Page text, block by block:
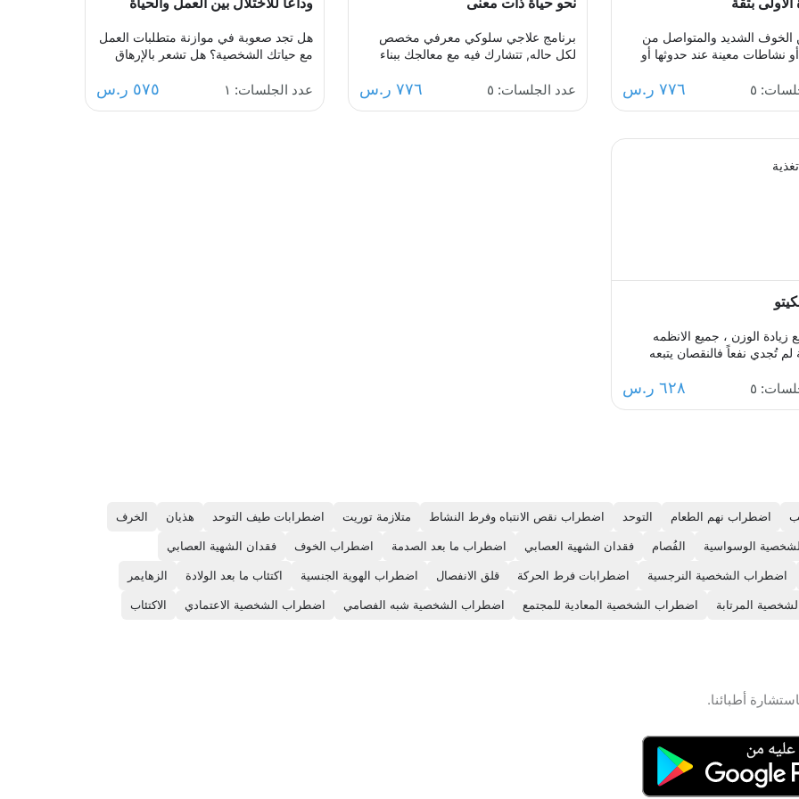
الخوف الشديد والمتواصل من
نشاطات معينة عند حدوثها أو
مشاعر الضيق والتعب والأسى,
التقييم الأولى ويتم العلاج
تباعًا حتى الوصول للنتيجة
٥ ٧٧٦ ر.س
برنامج علاجي سلوكي معرفي مخصص
لكل حاله, تتشارك فيه مع معالجك ببناء
جلسات لمساعدتك على التخلص من تلكعدد الجلسات: ٥ ٧٧٦ ر.س
هل تجد صعوبة في موازنة متطلبات العمل
مع حياتك الشخصية؟ هل تشعر بالإرهاق
انضم إلى مجموعة الدعم الجماعي
عدد الجلسات: ١ ٥٧٥ ر.س
معاناة مع زيادة الوزن ، جميع الانظمه
لم تُجدي نفعاً فالنقصان يتبعه
البرنامج مصمم بطريقة احترافية وبشكل
٥ ٦٢٨ ر.س
اضطراب نهم الطعام التوحد اضطراب نقص الانتباه وفرط النشاط متلازمة توريت اضطرابات طيف التوحد هذيان الخرف
الوسواسية الفُصام فقدان الشهية العصابي اضطراب ما بعد الصدمة اضطراب الخوف فقدان الشهية العصابي
اضطراب الشخصية النرجسية اضطرابات فرط الحركة قلق الانفصال اضطراب الهوية الجنسية اكتئاب ما بعد الولادة الزهايمر
الشخصية المرتابة اضطراب الشخصية المعادية للمجتمع اضطراب الشخصية شبه الفصامي اضطراب الشخصية الاعتمادي الاكتئاب
أطبائنا.